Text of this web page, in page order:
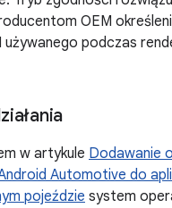
OEM
używanego podczas
w artykule Dodawanie
Automotive do
pojeździe system